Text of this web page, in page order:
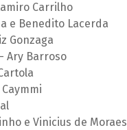
Carrilho
e Benedito Lacerda
Gonzaga
Ary Barroso
e Vinicius de Moraes